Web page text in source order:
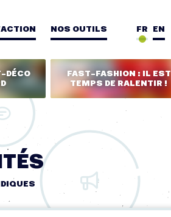
NOS OUTILS EN
FR
DÉCO
FAST-FASHION : IL EST
TEMPS DE RALENTIR !